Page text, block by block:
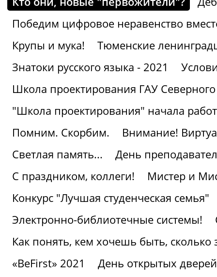
Победим цифровое неравенство
Крупы и мука!
Тюменские
Знатоки русского языка - 2021
Школа проектирования ГАУ
"Школа проектирования" начала
Помним. Скорбим.
Внимание!
Светлая память...
День
С праздником, коллеги!
Мистер и
Конкурс "Лучшая студенческая семья"
Электронно-библиотечные системы!
Как понять, кем хочешь быть, сколько
«BeFirst» 2021
День открытых